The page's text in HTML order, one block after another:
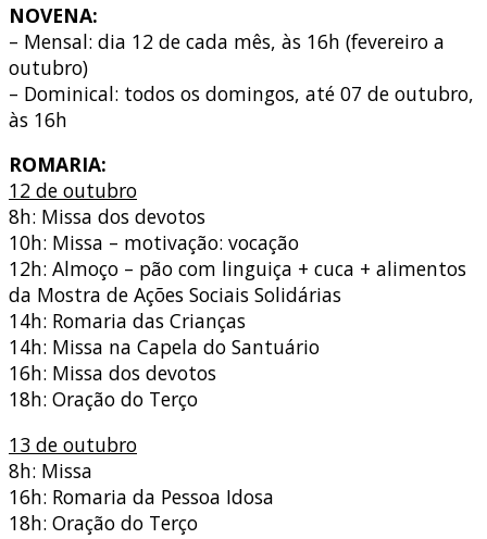
NOVENA:
– Mensal: dia 12 de cada mês, às 16h (fevereiro a
outubro)
– Dominical: todos os domingos, até 07 de outubro,
às 16h
ROMARIA:
12 de outubro
8h: Missa dos devotos
10h: Missa – motivação: vocação
12h: Almoço – pão com linguiça + cuca + alimentos
da Mostra de Ações Sociais Solidárias
14h: Romaria das Crianças
14h: Missa na Capela do Santuário
16h: Missa dos devotos
18h: Oração do Terço
13 de outubro
8h: Missa
16h: Romaria da Pessoa Idosa
18h: Oração do Terço